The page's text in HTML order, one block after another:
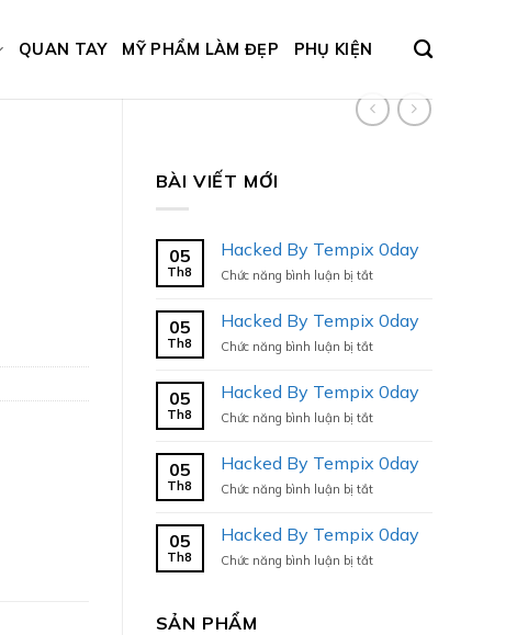
QUAN TAY MỸ PHẨM LÀM ĐẸP PHỤ KIỆN
BÀI VIẾT MỚI
05
Th8
Hacked By Tempix 0day
Chức năng bình luận bị tắtở
Tempix
0day
05
Th8
Hacked By Tempix 0day
Chức năng bình luận bị tắtở
Tempix
0day
05
Th8
Hacked By Tempix 0day
Chức năng bình luận bị tắtở
Tempix
0day
05
Th8
Hacked By Tempix 0day
Chức năng bình luận bị tắtở
Tempix
0day
05
Th8
Hacked By Tempix 0day
Chức năng bình luận bị tắtở
SẢN PHẨM